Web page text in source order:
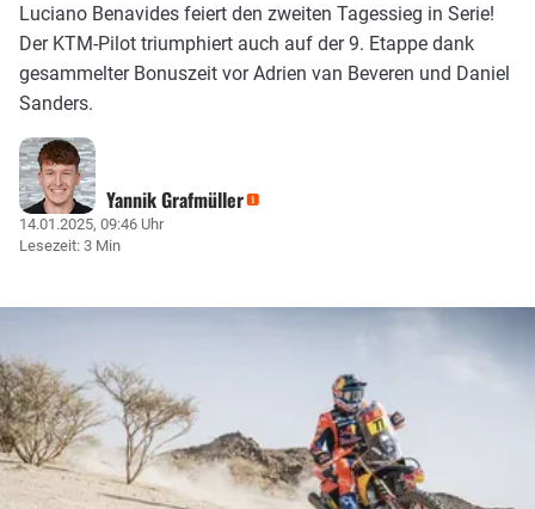
Luciano Benavides feiert den zweiten Tagessieg in Serie!
Der KTM-Pilot triumphiert auch auf der 9. Etappe dank
gesammelter Bonuszeit vor Adrien van Beveren und Daniel
Sanders.
Yannik Grafmüller
14.01.2025, 09:46 Uhr
Lesezeit: 3 Min